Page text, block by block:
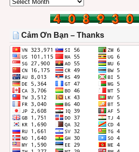
THÁNG
Cảm Ơn Bạn – Thanks